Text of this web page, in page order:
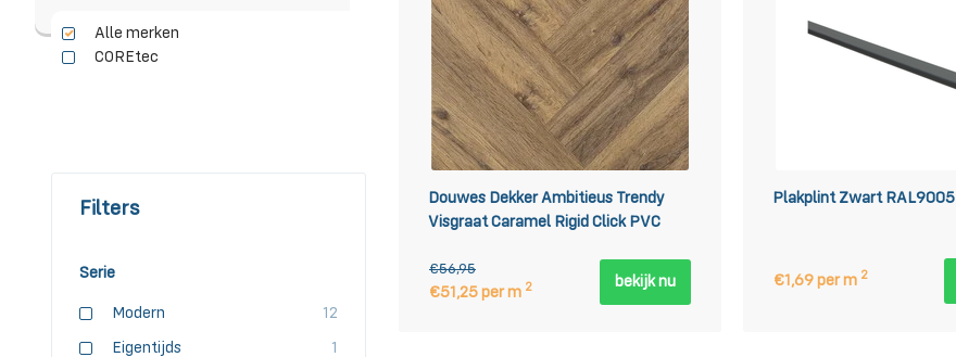
Alle merken
COREtec
Filters
Serie
Modern 12
Eigentijds 1
Douwes Dekker Ambitieus Trendy
Visgraat Caramel Rigid Click PVC
€56,95
€51,25 per m 2 bekijk nu
Plakplint Zwart RAL9005
€1,69 per m 2